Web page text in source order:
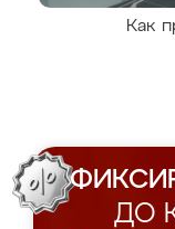
Как
ДО